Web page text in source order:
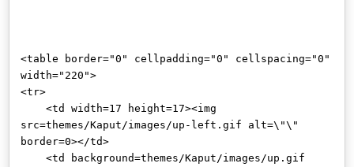
<table border="0" cellpadding="0" cellspacing="0"
width="220">
<tr>
<td width=17 height=17><img
src=themes/Kaput/images/up-left.gif alt=\"\"
border=0></td>
<td background=themes/Kaput/images/up.gif